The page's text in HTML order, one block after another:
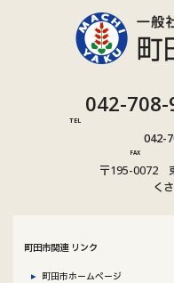
TEL
042-708-
ル
FAX
042-
ル
ー
〒195-0072
く
町田市関連 リンク
町田市ホームページ